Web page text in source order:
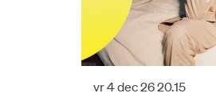
vr 4 dec 2620.15